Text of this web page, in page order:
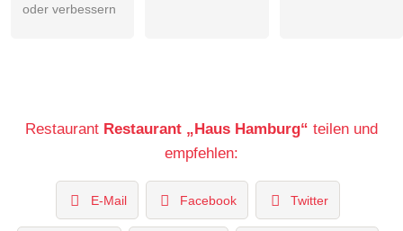
oder verbessern
Restaurant Restaurant „Haus Hamburg“ teilen und
empfehlen:
E-Mail Facebook Twitter